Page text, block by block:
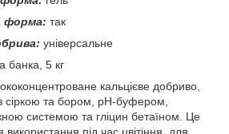
форма: так
універсальне
банка, 5 кг
кальцієве добриво,
сіркою та бором, pH-буфером,
системою та гліцин бетаїном. Це